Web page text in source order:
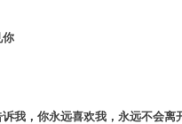
我，你永远喜欢我，永远不会